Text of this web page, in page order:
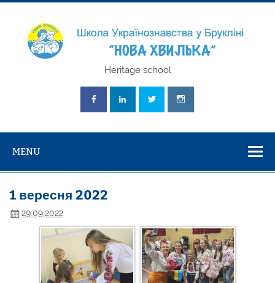
Skip
"Нова
Heritage school
MENU
1 вересня 2022
29.09.2022